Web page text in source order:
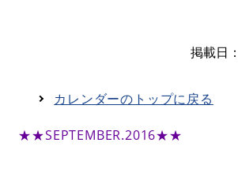
掲載日
カレンダーのトップに戻る
★★SEPTEMBER.2016★★